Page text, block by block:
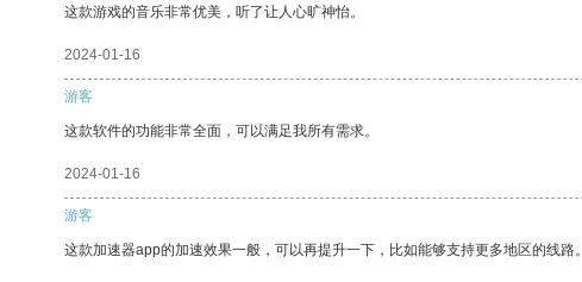
这款游戏的音乐非常优美，听了让人心旷神怡。
2024-01-16
游客
这款软件的功能非常全面，可以满足我所有需求。
2024-01-16
游客
这款加速器app的加速效果一般，可以再提升一下，比如能够支持更多地区的线路。